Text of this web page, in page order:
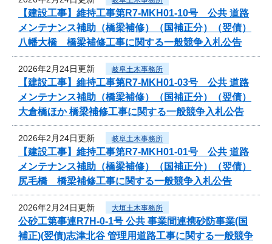
【建設工事】維持工事第R7-MKH01-10号 公共 道路
メンテナンス補助（橋梁補修）（国補正分）（翌債）
八幡大橋 橋梁補修工事に関する一般競争入札公告
2026年2月24日更新 岐阜土木事務所
【建設工事】維持工事第R7-MKH01-03号 公共 道路
メンテナンス補助（橋梁補修）（国補正分）（翌債）
大倉橋ほか 橋梁補修工事に関する一般競争入札公告
2026年2月24日更新 岐阜土木事務所
【建設工事】維持工事第R7-MKH01-01号 公共 道路
メンテナンス補助（橋梁補修）（国補正分）（翌債）
尻毛橋 橋梁補修工事に関する一般競争入札公告
2026年2月24日更新 大垣土木事務所
公砂工第事連R7H-0-1号 公共 事業間連携砂防事業(国
補正)(翌債)志津北谷 管理用道路工事に関する一般競争